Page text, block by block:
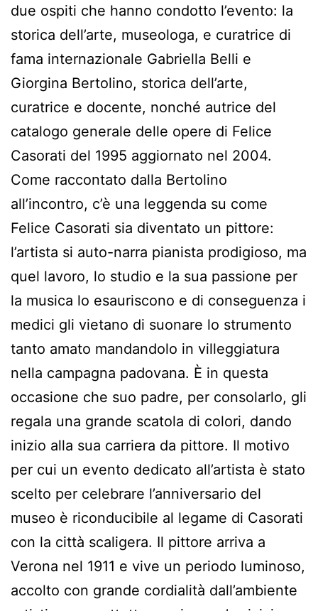
due ospiti che hanno condotto l’evento: la
storica dell’arte, museologa, e curatrice di
fama internazionale Gabriella Belli e
Giorgina Bertolino, storica dell’arte,
curatrice e docente, nonché autrice del
catalogo generale delle opere di Felice
Casorati del 1995 aggiornato nel 2004.
Come raccontato dalla Bertolino
all’incontro, c’è una leggenda su come
Felice Casorati sia diventato un pittore:
l’artista si auto-narra pianista prodigioso, ma
quel lavoro, lo studio e la sua passione per
la musica lo esauriscono e di conseguenza i
medici gli vietano di suonare lo strumento
tanto amato mandandolo in villeggiatura
nella campagna padovana. È in questa
occasione che suo padre, per consolarlo, gli
regala una grande scatola di colori, dando
inizio alla sua carriera da pittore. Il motivo
per cui un evento dedicato all’artista è stato
scelto per celebrare l’anniversario del
museo è riconducibile al legame di Casorati
con la città scaligera. Il pittore arriva a
Verona nel 1911 e vive un periodo luminoso,
accolto con grande cordialità dall’ambiente